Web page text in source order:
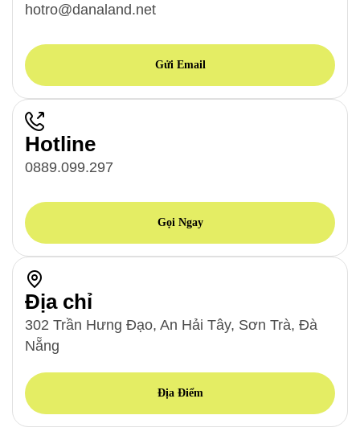
hotro@danaland.net
Gửi Email
Hotline
0889.099.297
Gọi Ngay
Địa chỉ
302 Trần Hưng Đạo, An Hải Tây, Sơn Trà, Đà
Nẵng
Địa Điểm